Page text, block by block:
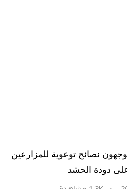
نصائح توعوية للمزارعين
دودة الحشد